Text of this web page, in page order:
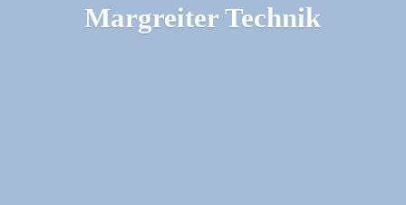
Margreiter Technik